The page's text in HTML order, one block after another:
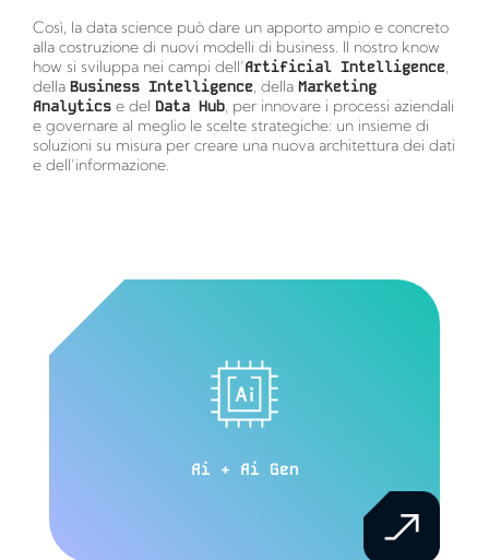
Così, la data science può dare un apporto ampio e concreto
alla costruzione di nuovi modelli di business. Il nostro know
how si sviluppa nei campi dell’Artificial Intelligence,
della Business Intelligence, della Marketing
Analyticse del Data Hub, per innovare i processi aziendali
e governare al meglio le scelte strategiche: un insieme di
soluzioni su misura per creare una nuova architettura dei dati
e dell’informazione.
Ai + Ai Gen